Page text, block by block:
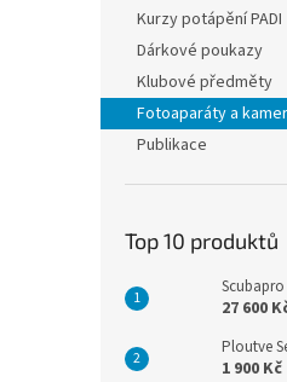
Kurzy potápění PADI
Dárkové poukazy
Klubové předměty
Fotoaparáty a
Publikace
Top 10 produktů
27 600
Ploutve
1 900 Kč